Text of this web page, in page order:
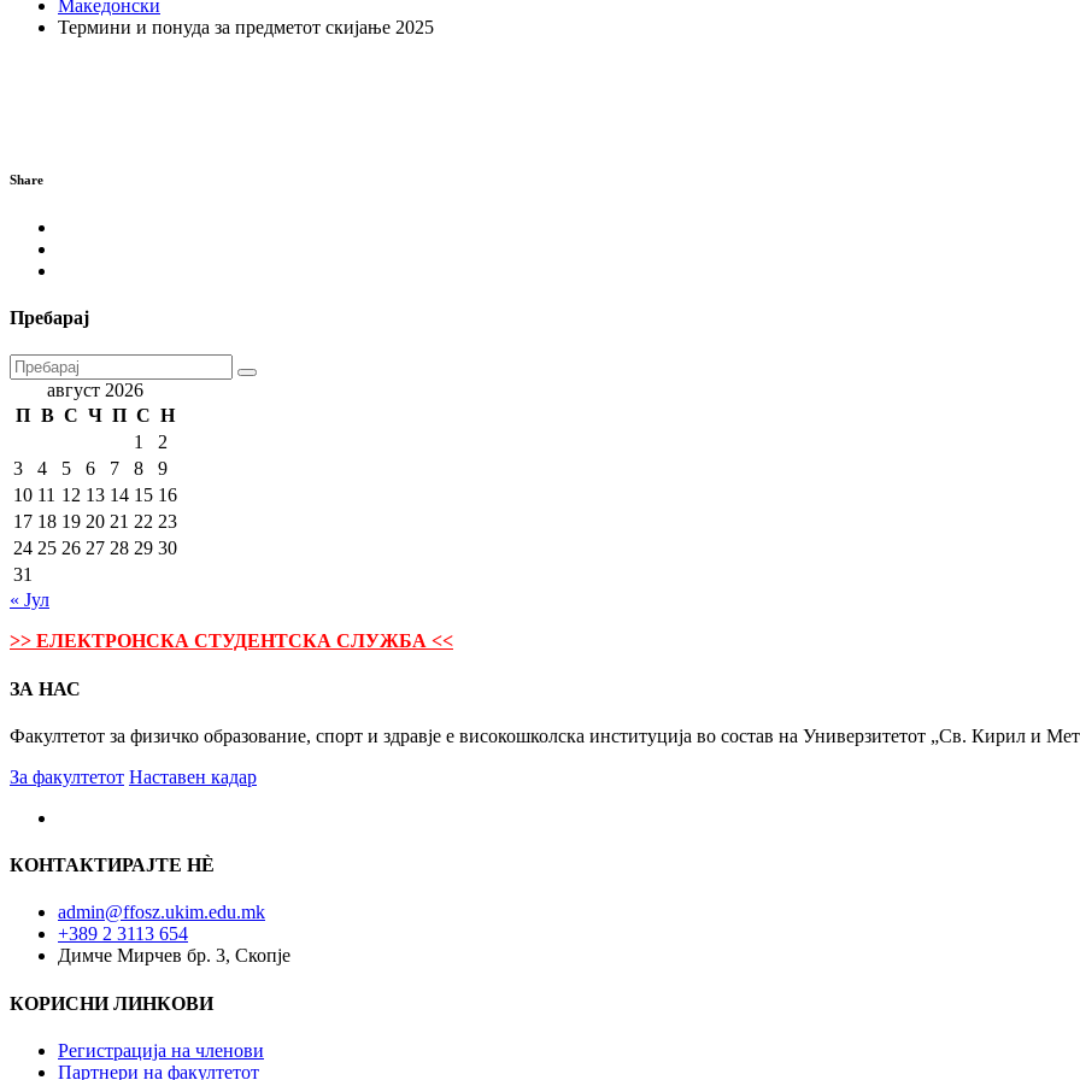
Македонски
Термини и понуда за предметот скијање 2025
Share
Пребарај
август 2026
П В С Ч П С Н
1
2
3
4 5 6 7 8
9
10 11 12 13 14 15 16
17 18 19 20 21 22 23
24 25 26 27 28 29 30
31
« Јул
>> ЕЛЕКТРОНСКА СТУДЕНТСКА СЛУЖБА <<
ЗА НАС
Факултетот за физичко образование, спорт и здравје е високошколска институција во состав на Универзитетот „Св. Кирил и
За факултетот Наставен кадар
КОНТАКТИРАЈТЕ НÈ
admin@ffosz.ukim.edu.mk
+389 2 3113 654
Димче Мирчев бр. 3, Скопје
КОРИСНИ ЛИНКОВИ
Регистрација на членови
Партнери на факултетот